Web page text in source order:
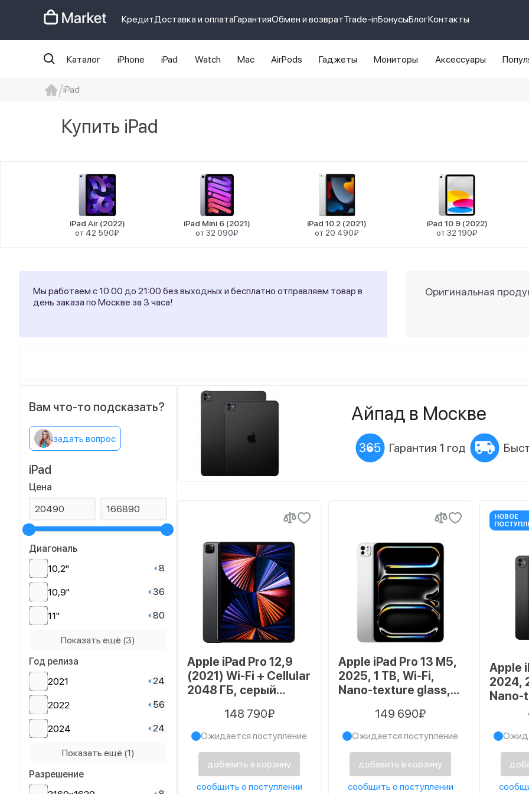
КредитДоставка и оплатаГарантияОбмен и возвратTrade-inБонусыБлогКонтакты
Каталог iPhone iPad Watch Mac AirPods Гаджеты Мониторы Аксессуары
iPad
Купить iPad
iPad Air (2022)
от 42 590₽
iPad Mini 6 (2021)
от 32 090₽
iPad 10.2 (2021)
от 20 490₽
iPad 10.9 (2022)
от 32 190₽
Мы работаем с 10:00 до 21:00 без выходных и бесплатно отправляем товар в
день заказа по Москве за 3 часа!
Оригинальная
Вам что-то подсказать?
задать вопрос
iPad
Цена
Диагональ
10,2"
8
10,9" 36
11" 80
12,9"
13"
8,3" 40
Показать ещё (3)
Год релиза
2021
24
2022 56
2024 24
2025Показать ещё (1)
Разрешение
Айпад в Москве
Гарантия 1 год
Apple iPad Pro 12,9
(2021) Wi-Fi + Cellular
2048 ГБ, серый
148 790₽
Ожидается поступление
добавить в корзину
сообщить о поступлении
Apple iPad Pro 13 M5,
2025, 1 TB, Wi-Fi,
Nano-texture glass,
149 690₽
Ожидается поступление
добавить в корзину
сообщить о поступлении
НОВОЕ
Apple
2024,
Nano-
Wi-